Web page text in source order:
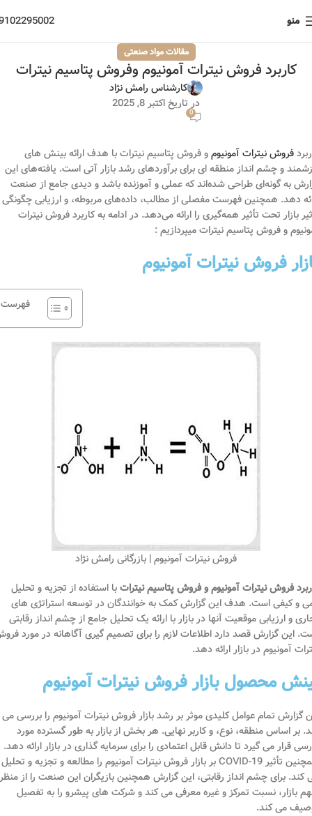
منو
مقالات مواد صنعتی
کاربرد فروش نیترات آمونیوم وفروش پتاسیم نیترات
کارشناس رامش نژاد
در تاریخ اکتبر 8, 2025
0
فروش نیترات آمونیومو فروش پتاسیم نیترات با هدف ارائه بینش های
و چشم انداز منطقه ای برای برآوردهای رشد بازار آتی است. یافته‌های این
به گونه‌ای طراحی شده‌اند که عملی و آموزنده باشد و دیدی جامع از صنعت
دهد. همچنین فهرست مفصلی از مطالب، داده‌های مربوطه، و ارزیابی چگونگی
بازار تحت تأثیر همه‌گیری را ارائه می‌دهد. در ادامه به کاربرد فروش نیترات
و فروش پتاسیم نیترات میپردازیم :
فروش نیترات آمونیوم
فهرست
فروش نیترات آمونیوم | بازرگانی رامش نژاد
فروش نیترات آمونیوم و فروش پتاسیم نیتراتبا استفاده از تجزیه و تحلیل
و کیفی است. هدف این گزارش کمک به خوانندگان در توسعه استراتژی های
و ارزیابی موقعیت آنها در بازار با ارائه یک تحلیل جامع از چشم انداز رقابتی
این گزارش قصد دارد اطلاعات لازم را برای تصمیم گیری آگاهانه در مورد
آمونیوم در بازار ارائه دهد.
محصول بازار فروش نیترات آمونیوم
گزارش تمام عوامل کلیدی موثر بر رشد بازار فروش نیترات آمونیوم را بررسی می
بر اساس منطقه، نوع، و کاربر نهایی. هر بخش از بازار به طور گسترده مورد
قرار می گیرد تا دانش قابل اعتمادی را برای سرمایه گذاری در بازار ارائه دهد.
همچنین تأثیر COVID-19 بر بازار فروش نیترات آمونیوم را مطالعه و تجزیه و تحلیل
کند. برای چشم انداز رقابتی، این گزارش همچنین بازیگران این صنعت را از منظر
بازار، نسبت تمرکز و غیره معرفی می کند و شرکت های پیشرو را به تفصیل
می کند.